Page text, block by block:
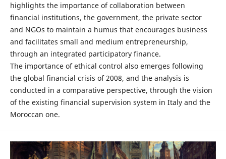
highlights the importance of collaboration between
financial institutions, the government, the private sector
and NGOs to maintain a humus that encourages business
and facilitates small and medium entrepreneurship,
through an integrated participatory finance.
The importance of ethical control also emerges following
the global financial crisis of 2008, and the analysis is
conducted in a comparative perspective, through the vision
of the existing financial supervision system in Italy and the
Moroccan one.